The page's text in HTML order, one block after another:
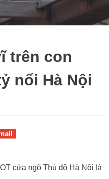
trên con
nối Hà Nội
cửa ngõ Thủ đô Hà Nội là